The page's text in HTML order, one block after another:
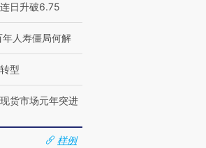
日升破6.75
人寿僵局何解
型
货市场元年突进
样例